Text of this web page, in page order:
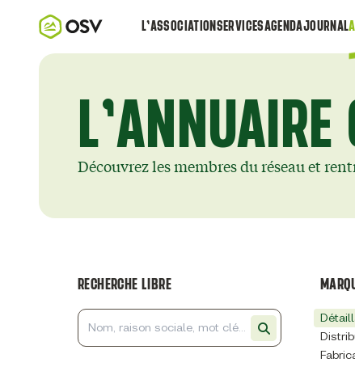
L’ASSOCIATIONSERVICESAGENDAJOURNAL
Découvrez les membres du réseau et
RECHERCHE LIBRE